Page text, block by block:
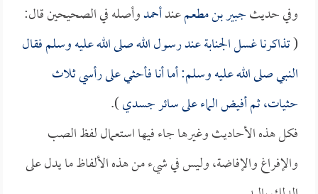
وفي حديثجبير بن مطعمعندأحمدوأصله في الصحيحين قال:
(تذاكرنا غسل الجنابة عند رسول الله صلى الله عليه وسلم فقال
النبي صلى الله عليه وسلم: أما أنا فأحثي على رأسي ثلاث
حثيات، ثم أفيض الماء على سائر جسدي).
فكل هذه الأحاديث وغيرها جاء فيها استعمال لفظ الصب
والإفراغ والإفاضة، وليس في شيء من هذه الألفاظ ما يدل على